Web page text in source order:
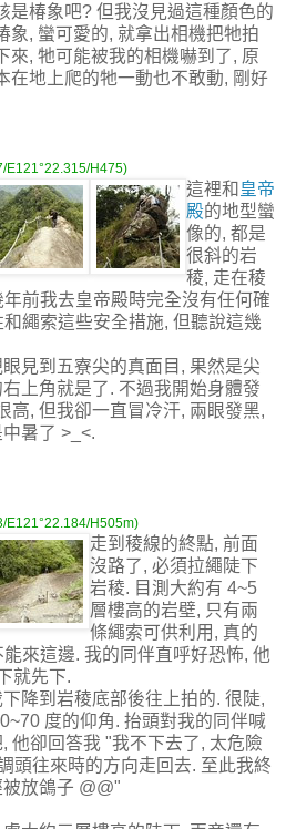
是椿象吧? 但我沒見過這種顏色的
象, 蠻可愛的, 就拿出相機把牠拍
來, 牠可能被我的相機嚇到了, 原
在地上爬的牠一動也不敢動, 剛好
E121°22.315/H475)
這裡和 皇帝
殿的地型蠻
像的, 都是
很斜的岩
稜, 走在稜
前我去皇帝殿時完全沒有任何確
繩索這些安全措施, 但聽說這幾
見到五寮尖的真面目, 果然是尖
右上角就是了. 不過我開始身體發
高, 但我卻一直冒冷汗, 兩眼發黑,
暑了 >_<.
E121°22.184/H505m)
走到稜線的終點, 前面
沒路了, 必須拉繩陡下
岩稜. 目測大約有 4~5
層樓高的岩壁, 只有兩
條繩索可供利用, 真的
來這邊. 我的同伴直呼好恐怖, 他
就先下.
降到岩稜底部後往上拍的. 很陡,
度的仰角. 抬頭對我的同伴喊
他卻回答我 "我不下去了, 太危險
頭往來時的方向走回去. 至此我終
放鴿子 @@"